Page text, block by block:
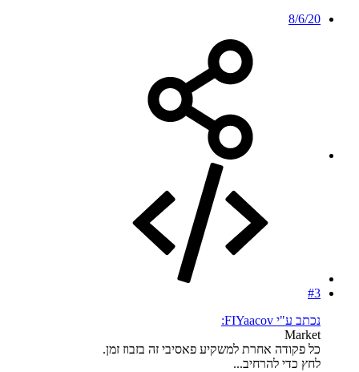
8/6/20
#3
נכתב ע"י FIYaacov:
Market
כל פקודה אחרת למשקיע פאסיבי זה בזבוז זמן.
לחץ כדי להרחיב...